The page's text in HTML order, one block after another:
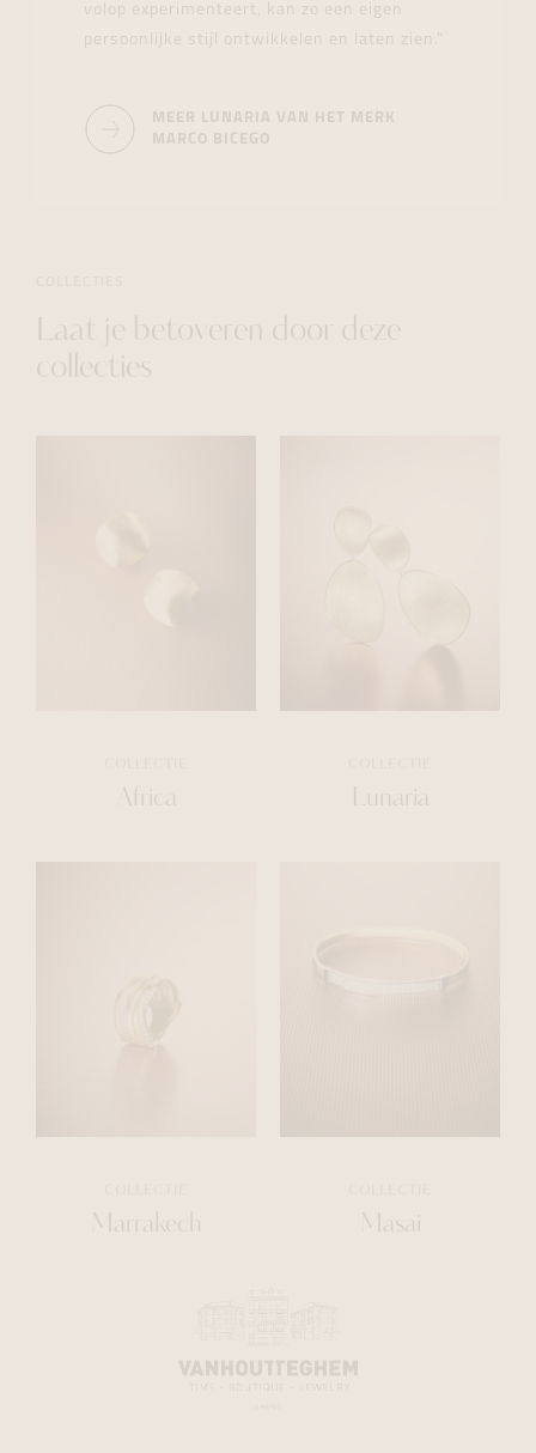
volop experimenteert, kan zo een eigen
persoonlijke stijl ontwikkelen en laten zien.”
MEER LUNARIA VAN HET MERK
MARCO BICEGO
Laat je betoveren door deze
collecties
Africa Lunaria
Marrakech Masai